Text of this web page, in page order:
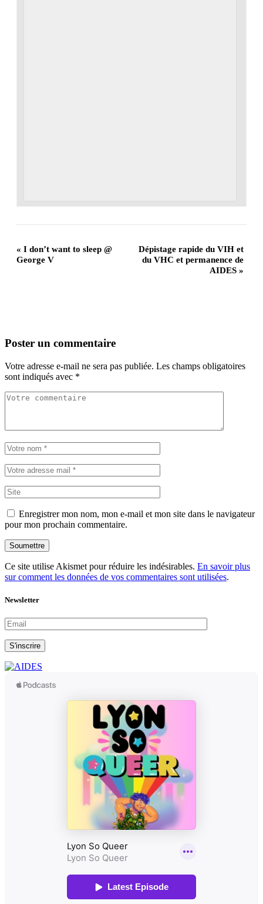
« I don’t want to sleep @
George V
Dépistage rapide du VIH et
du VHC et permanence de
AIDES »
Poster un commentaire
Votre adresse e-mail ne sera pas publiée. Les champs obligatoires
sont indiqués avec *
Enregistrer mon nom, mon e-mail et mon site dans le navigateur
pour mon prochain commentaire.
Soumettre
Ce site utilise Akismet pour réduire les indésirables. En savoir plus
sur comment les données de vos commentaires sont utilisées.
Newsletter
S'inscrire